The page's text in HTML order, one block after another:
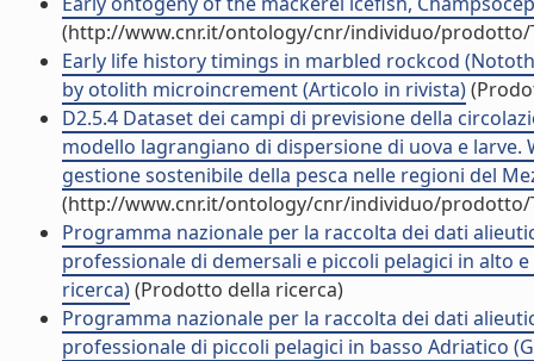
(http://www.cnr.it/ontology/cnr/individuo/prodotto/
Early life history timings in marbled rockcod
by otolith microincrement (Articolo in rivista)
D2.5.4 Dataset dei campi di previsione della
modello lagrangiano di dispersione di uova e larve.
gestione sostenibile della pesca nelle regioni del
(http://www.cnr.it/ontology/cnr/individuo/prodotto/
Programma nazionale per la raccolta dei dati
professionale di demersali e piccoli pelagici in alto
ricerca)(Prodotto della ricerca)
Programma nazionale per la raccolta dei dati
professionale di piccoli pelagici in basso Adriatico